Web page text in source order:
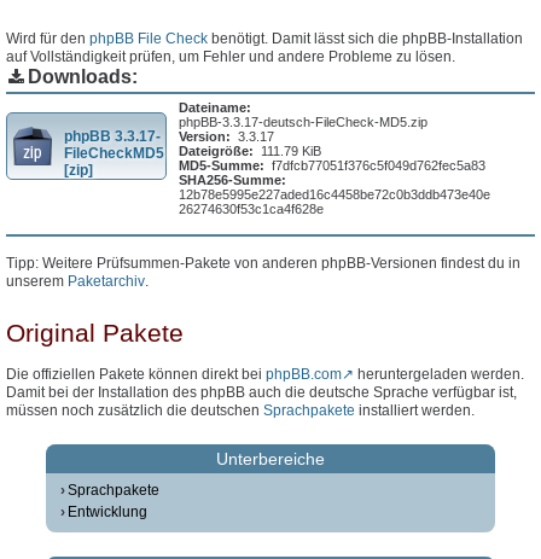
Wird für den phpBB File Check benötigt. Damit lässt sich die phpBB-Installation
auf Vollständigkeit prüfen, um Fehler und andere Probleme zu lösen.
Downloads:
phpBB 3.3.17-
FileCheckMD5
[zip]
Dateiname:
phpBB-3.3.17-deutsch-FileCheck-MD5.zip
Version: 3.3.17
Dateigröße:
111.79 KiB
MD5-Summe: f7dfcb77051f376c5f049d762fec5a83
SHA256-Summe:
12b78e5995e227aded16c4458be72c0b3ddb473e40e
26274630f53c1ca4f628e
Tipp: Weitere Prüfsummen-Pakete von anderen phpBB-Versionen findest du in
unserem Paketarchiv.
Original Pakete
Die offiziellen Pakete können direkt bei phpBB.com
heruntergeladen werden.
Damit bei der Installation des phpBB auch die deutsche Sprache verfügbar ist,
müssen noch zusätzlich die deutschen Sprachpakete installiert werden.
Unterbereiche
Sprachpakete
Entwicklung